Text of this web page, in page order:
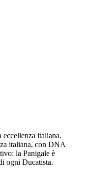
eccellenza italiana.
italiana, con DNA
la Panigale è
ogni Ducatista.